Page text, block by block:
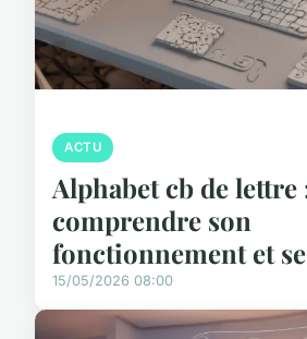
ACTU
Alphabet cb de lettre
comprendre son
fonctionnement et
15/05/2026 08:00